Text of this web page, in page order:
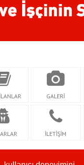
GALERİ
İLETİŞİM